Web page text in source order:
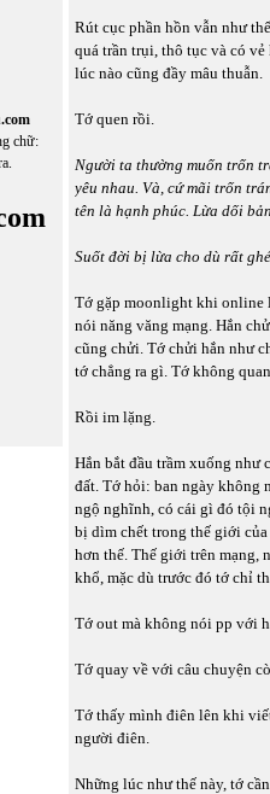
chữ:
Rút cục phần hồn vẫn như
quá trần trụi, thô tục và có
lúc nào cũng đầy mâu thuẫn.
Tớ quen rồi.
Người ta thường muốn trốn
yêu nhau. Và, cứ mãi trốn
tên là hạnh phúc. Lừa dối
Suốt đời bị lừa cho dù rất
Tớ gặp moonlight khi online
nói năng văng mạng. Hắn
cũng chửi. Tớ chửi hắn như
tớ chẳng ra gì. Tớ không
Rồi im lặng.
Hắn bắt đầu trầm xuống như
đất. Tớ hỏi: ban ngày không
ngộ nghĩnh, có cái gì đó tội
bị dìm chết trong thế giới
hơn thế. Thế giới trên mạng,
khổ, mặc dù trước đó tớ chỉ
Tớ out mà không nói pp với
Tớ quay về với câu chuyện
Tớ thấy mình điên lên khi
người điên.
Những lúc như thế này, tớ